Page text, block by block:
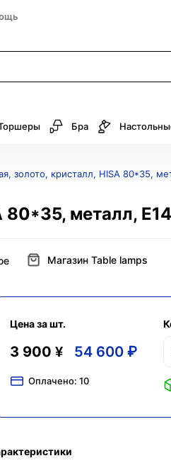
Бра
золото, кристалл, HISA 80*35,
80*35, металл,
Магазин Table lamps
Цена за шт.
3 900 ¥ 54 600 ₽
Оплачено: 10